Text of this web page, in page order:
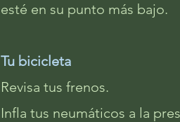
esté en su punto más bajo.
Tu bicicleta
Revisa tus frenos.
Infla tus neumáticos a la